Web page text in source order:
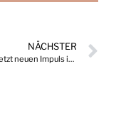
NÄCHSTER
Gewista setzt neuen Impuls im Personalbereich